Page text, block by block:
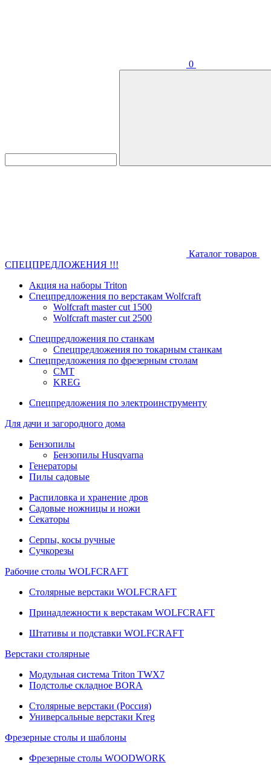
0
Каталог товаров
СПЕЦПРЕДЛОЖЕНИЯ !!!
Акция на наборы Triton
Спецпредложения по верстакам Wolfcraft
Wolfcraft master cut 1500
Wolfcraft master cut 2500
Спецпредложения по станкам
Спецпредложения по токарным станкам
Спецпредложения по фрезерным столам
CMT
KREG
Спецпредложения по электроинструменту
Для дачи и загородного дома
Бензопилы
Бензопилы Husqvarna
Генераторы
Пилы садовые
Распиловка и хранение дров
Садовые ножницы и ножи
Секаторы
Серпы, косы ручные
Сучкорезы
Рабочие столы WOLFCRAFT
Столярные верстаки WOLFCRAFT
Принадлежности к верстакам WOLFCRAFT
Штативы и подставки WOLFCRAFT
Верстаки столярные
Модульная система Triton TWX7
Подстолье складное BORA
Столярные верстаки (Россия)
Универсальные верстаки Kreg
Фрезерные столы и шаблоны
Фрезерные столы WOODWORK